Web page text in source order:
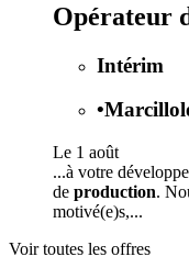
Opérateur
Intérim
•
Le 1 août
...à votre
de production.
motivé(e)s,...
Voir toutes les offres